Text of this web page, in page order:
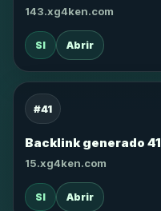
143.xg4ken.com
SI Abrir
#41
Backlink generado 41
15.xg4ken.com
SI Abrir